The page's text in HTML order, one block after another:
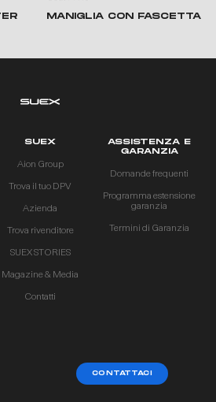
MANIGLIA CON FASCETTA
SUEX
Aion Group
Trova il tuo DPV
Azienda
Trova rivenditore
SUEX STORIES
Magazine & Media
Contatti
ASSISTENZA E
GARANZIA
Domande frequenti
Programma estensione
garanzia
Termini di Garanzia
CONTATTACI